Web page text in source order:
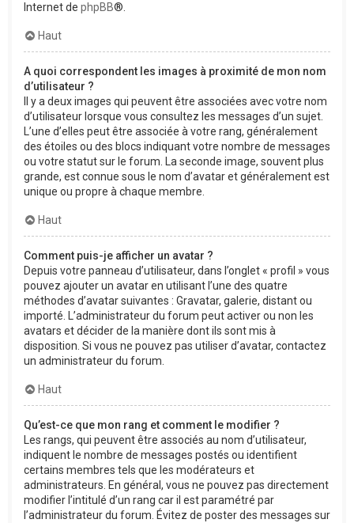
Internet de phpBB®.
Haut
A quoi correspondent les images à proximité de mon nom
d’utilisateur ?
Il y a deux images qui peuvent être associées avec votre nom
d’utilisateur lorsque vous consultez les messages d’un sujet.
L’une d’elles peut être associée à votre rang, généralement
des étoiles ou des blocs indiquant votre nombre de messages
ou votre statut sur le forum. La seconde image, souvent plus
grande, est connue sous le nom d’avatar et généralement est
unique ou propre à chaque membre.
Haut
Comment puis-je afficher un avatar ?
Depuis votre panneau d’utilisateur, dans l’onglet « profil » vous
pouvez ajouter un avatar en utilisant l’une des quatre
méthodes d’avatar suivantes : Gravatar, galerie, distant ou
importé. L’administrateur du forum peut activer ou non les
avatars et décider de la manière dont ils sont mis à
disposition. Si vous ne pouvez pas utiliser d’avatar, contactez
un administrateur du forum.
Haut
Qu’est-ce que mon rang et comment le modifier ?
Les rangs, qui peuvent être associés au nom d’utilisateur,
indiquent le nombre de messages postés ou identifient
certains membres tels que les modérateurs et
administrateurs. En général, vous ne pouvez pas directement
modifier l’intitulé d’un rang car il est paramétré par
l’administrateur du forum. Évitez de poster des messages sur